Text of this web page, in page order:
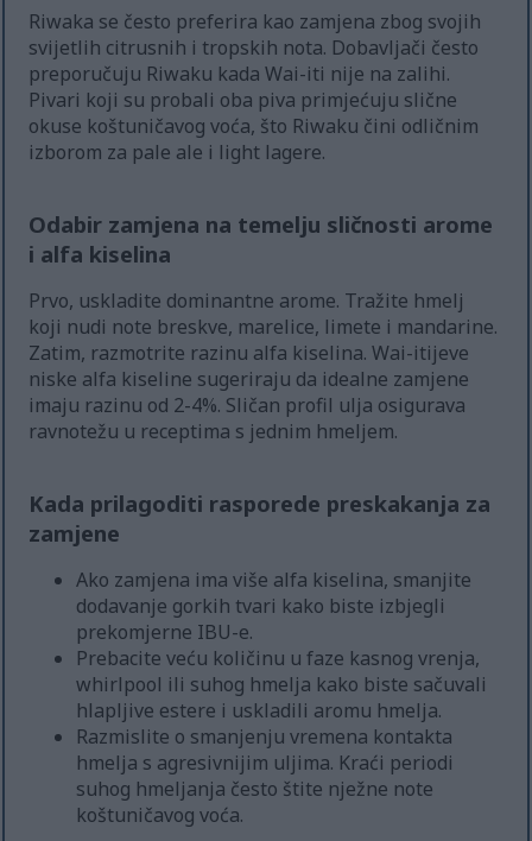
Riwaka se često preferira kao zamjena zbog svojih
svijetlih citrusnih i tropskih nota. Dobavljači često
preporučuju Riwaku kada Wai-iti nije na zalihi.
Pivari koji su probali oba piva primjećuju slične
okuse koštuničavog voća, što Riwaku čini odličnim
izborom za pale ale i light lagere.
Odabir zamjena na temelju sličnosti arome
i alfa kiselina
Prvo, uskladite dominantne arome. Tražite hmelj
koji nudi note breskve, marelice, limete i mandarine.
Zatim, razmotrite razinu alfa kiselina. Wai-itijeve
niske alfa kiseline sugeriraju da idealne zamjene
imaju razinu od 2-4%. Sličan profil ulja osigurava
ravnotežu u receptima s jednim hmeljem.
Kada prilagoditi rasporede preskakanja za
zamjene
Ako zamjena ima više alfa kiselina, smanjite
dodavanje gorkih tvari kako biste izbjegli
prekomjerne IBU-e.
Prebacite veću količinu u faze kasnog vrenja,
whirlpool ili suhog hmelja kako biste sačuvali
hlapljive estere i uskladili aromu hmelja.
Razmislite o smanjenju vremena kontakta
hmelja s agresivnijim uljima. Kraći periodi
suhog hmeljanja često štite nježne note
koštuničavog voća.